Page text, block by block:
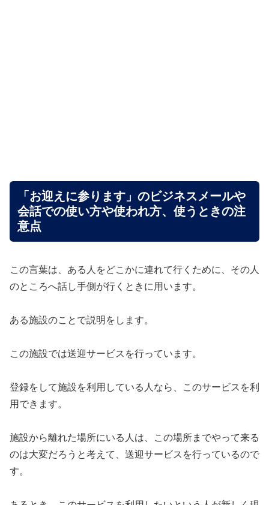
「お迎えに参ります」のビジネスメールや
会話での使い方や使われ方、使うときの注
意点
この言葉は、ある人をどこかに連れて行くために、その人
のところへ話し手側が行くときに用います。
ある施設のことで説明をします。
この施設では送迎サービスを行っています。
登録をして施設を利用している人なら、このサービスを利
用できます。
施設から離れた場所にいる人は、この場所までやって来る
のは大変だろうと考えて、送迎サービスを行っているので
す。